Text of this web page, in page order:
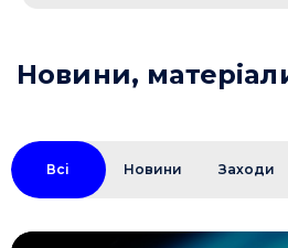
Новини,
Всі Новини Заходи